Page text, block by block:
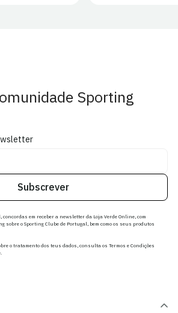
Sporting
Subscrever
em receber a newsletter da Loja Verde Online, com
sobre o Sporting Clube de Portugal, bem como os seus produtos
o tratamento dos teus dados, consulta os Termos e Condições